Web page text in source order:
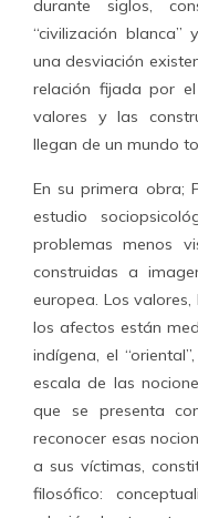
durante siglos,
“civilización
una desviación
relación fijada por
valores y las
llegan de un mundo
En su primera obra;
estudio
problemas menos
construidas a
europea. Los
los afectos están
indígena, el
escala de las
que se presenta
reconocer esas
a sus víctimas,
filosófico: